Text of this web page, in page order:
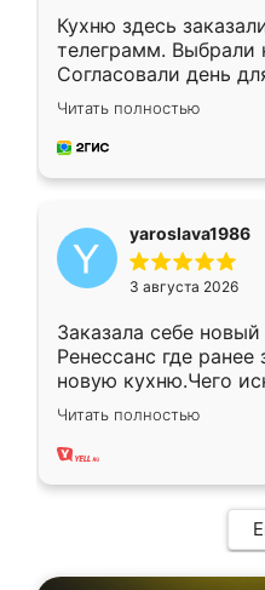
Кухню здесь
телеграмм. Выбрали
Согласовали день
недели кухня была
довольны работой.
мебель за
Читать полностью
yaroslava1986
3 августа 2026
Заказала себе
Ренессанс где ранее
новую кухню.Чего
вполне довольна.
два года, нареканий
Читать полностью